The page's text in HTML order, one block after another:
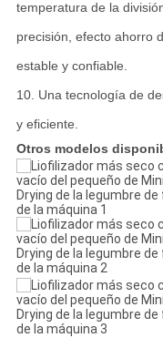
temperatura de la
precisión, efecto ahorro
estable y confiable.
10. Una tecnología de
y eficiente.
Otros modelos